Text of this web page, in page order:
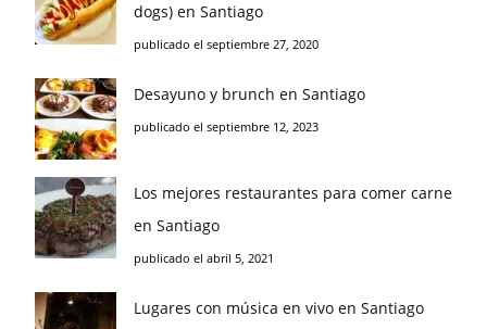
dogs) en Santiago
publicado el septiembre 27, 2020
Desayuno y brunch en Santiago
publicado el septiembre 12, 2023
Los mejores restaurantes para comer carne
en Santiago
publicado el abril 5, 2021
Lugares con música en vivo en Santiago